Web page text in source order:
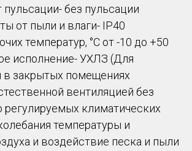
без пульсации
от пыли и влаги- IP40
температур, °С от -10 до +50
исполнение- УХЛЗ (Для
в закрытых помещениях
вентиляцией без
регулируемых климатических
температуры и
и воздействие песка и пыли